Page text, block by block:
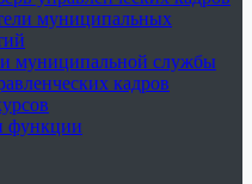
муниципальных
муниципальной службы
кадров
функции